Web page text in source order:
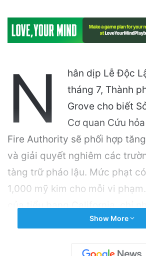
N
hân dịp Lễ Độc
tháng 7, Thành
Grove cho biết
Cơ quan Cứu
Fire Authority sẽ phối hợp
và giải quyết nghiêm các
tàng trữ pháo lậu. Mức phạt
1,000 mỹ kim cho mỗi vi
của tiểu bang California, chỉ
bông an toàn có chứng nhận
Show More